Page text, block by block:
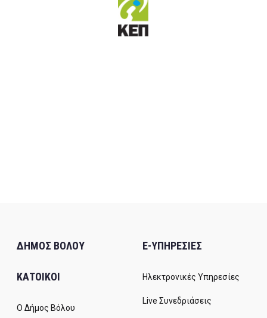
ΔΗΜΟΣ ΒΟΛΟΥ
ΚΑΤΟΙΚΟΙ
Ο Δήμος Βόλου
E-ΥΠΗΡΕΣΙΕΣ
Ηλεκτρονικές Υπηρεσίες
Live Συνεδριάσεις